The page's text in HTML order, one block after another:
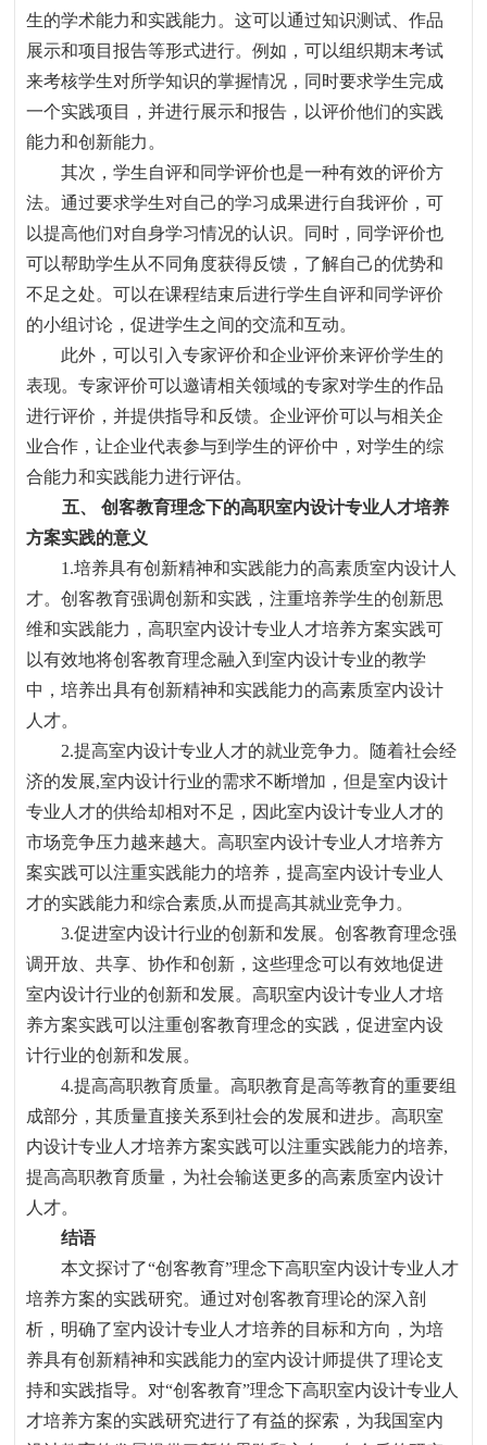
生的学术能力和实践能力。这可以通过知识测试、作品
展示和项目报告等形式进行。例如，可以组织期末考试
来考核学生对所学知识的掌握情况，同时要求学生完成
一个实践项目，并进行展示和报告，以评价他们的实践
能力和创新能力。
其次，学生自评和同学评价也是一种有效的评价方
法。通过要求学生对自己的学习成果进行自我评价，可
以提高他们对自身学习情况的认识。同时，同学评价也
可以帮助学生从不同角度获得反馈，了解自己的优势和
不足之处。可以在课程结束后进行学生自评和同学评价
的小组讨论，促进学生之间的交流和互动。
此外，可以引入专家评价和企业评价来评价学生的
表现。专家评价可以邀请相关领域的专家对学生的作品
进行评价，并提供指导和反馈。企业评价可以与相关企
业合作，让企业代表参与到学生的评价中，对学生的综
合能力和实践能力进行评估。
五、
创客教育理念下的高职室内设计专业人才培养
方案实践的意义
1.培养具有创新精神和实践能力的高素质室内设计人
才。创客教育强调创新和实践 ，注重培养学生的创新思
维和实践能力 ，高职室内设计专业人才培养方案实践可
以有效地将创客教育理念融入到室内设计专业的教学
中 ，培养出具有创新精神和实践能力的高素质室内设计
人才。
2.提高室内设计专业人才的就业竞争力。随着社会经
济的发展,室内设计行业的需求不断增加 ，但是室内设计
专业人才的供给却相对不足 ， 因此室内设计专业人才的
市场竞争压力越来越大。高职室内设计专业人才培养方
案实践可以注重实践能力的培养 ，提高室内设计专业人
才的实践能力和综合素质,从而提高其就业竞争力。
3.促进室内设计行业的创新和发展。创客教育理念强
调开放、共享、协作和创新 ，这些理念可以有效地促进
室内设计行业的创新和发展。高职室内设计专业人才培
养方案实践可以注重创客教育理念的实践 ，促进室内设
计行业的创新和发展。
4.提高高职教育质量。高职教育是高等教育的重要组
成部分 ，其质量直接关系到社会的发展和进步。高职室
内设计专业人才培养方案实践可以注重实践能力的培养,
提高高职教育质量 ， 为社会输送更多的高素质室内设计
人才。
结语
本文探讨了“创客教育”理念下高职室内设计专业人才
培养方案的实践研究。通过对创客教育理论的深入剖
析，明确了室内设计专业人才培养的目标和方向，为培
养具有创新精神和实践能力的室内设计师提供了理论支
持和实践指导。对“创客教育”理念下高职室内设计专业人
才培养方案的实践研究进行了有益的探索，为我国室内